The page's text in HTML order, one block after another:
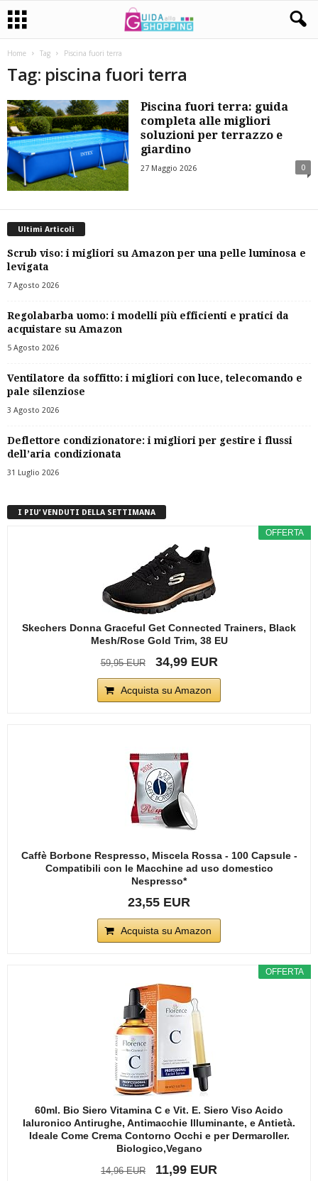
Home Tag Piscina fuori terra
Tag: piscina fuori terra
Piscina fuori terra: guida
completa alle migliori
soluzioni per terrazzo e
giardino
27 Maggio 2026 0
Ultimi Articoli
Scrub viso: i migliori su Amazon per una pelle luminosa e
levigata
7 Agosto 2026
Regolabarba uomo: i modelli più efficienti e pratici da
acquistare su Amazon
5 Agosto 2026
Ventilatore da soffitto: i migliori con luce, telecomando e
pale silenziose
3 Agosto 2026
Deflettore condizionatore: i migliori per gestire i flussi
dell’aria condizionata
31 Luglio 2026
I PIU’ VENDUTI DELLA SETTIMANA
OFFERTA
Skechers Donna Graceful Get Connected Trainers, Black
Mesh/Rose Gold Trim, 38 EU
59,95 EUR 34,99 EUR
Acquista su Amazon
Caffè Borbone Respresso, Miscela Rossa - 100 Capsule -
Compatibili con le Macchine ad uso domestico
Nespresso*
23,55 EUR
Acquista su Amazon
OFFERTA
60ml. Bio Siero Vitamina C e Vit. E. Siero Viso Acido
Ialuronico Antirughe, Antimacchie Illuminante, e Antietà.
Ideale Come Crema Contorno Occhi e per Dermaroller.
Biologico,Vegano
14,96 EUR 11,99 EUR